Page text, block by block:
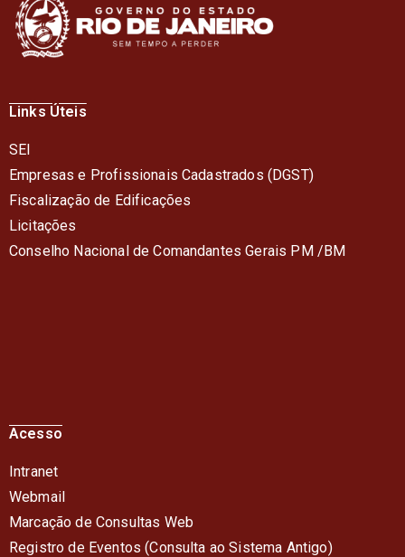
Links Úteis
SEI
Empresas e Profissionais Cadastrados (DGST)
Fiscalização de Edificações
Licitações
Conselho Nacional de Comandantes Gerais PM /BM
Acesso
Intranet
Webmail
Marcação de Consultas Web
Registro de Eventos (Consulta ao Sistema Antigo)